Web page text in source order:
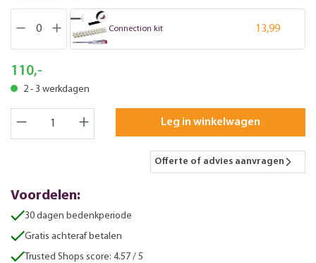
Connection kit 13,99
110,-
2 - 3 werkdagen
Leg in winkelwagen
Offerte of advies aanvragen
Voordelen:
30 dagen bedenkperiode
Gratis achteraf betalen
Trusted Shops score: 4.57 / 5